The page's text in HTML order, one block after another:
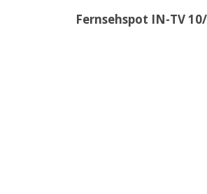
Fernsehspot IN-TV